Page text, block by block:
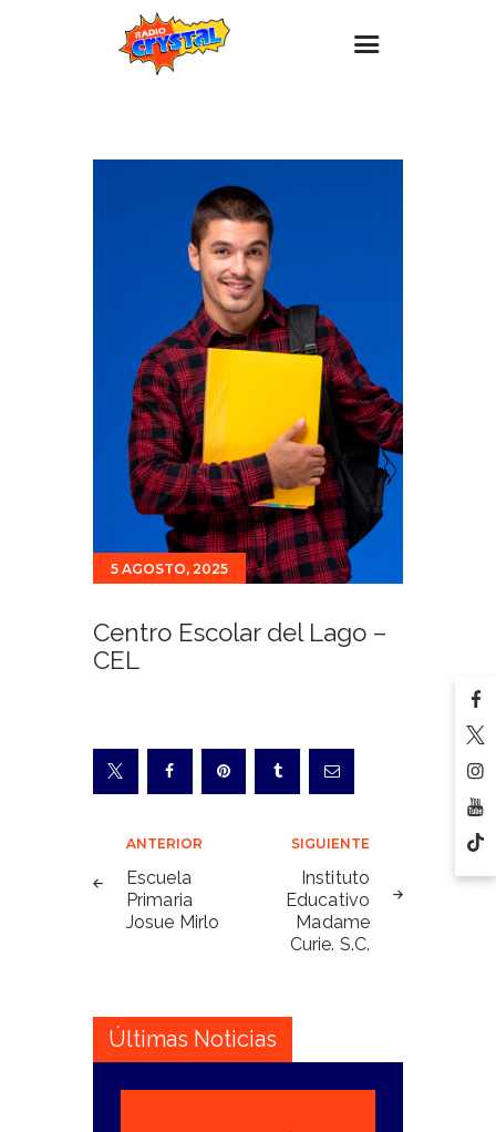
Promociones
Contacto
5 AGOSTO, 2025
Centro Escolar del Lago –
CEL
Navegación
de
entradas
ANTERIOR
Escuela
Primaria
Josue Mirlo
SIGUIENTE
Instituto
Educativo
Madame
Curie. S.C.
Últimas Noticias